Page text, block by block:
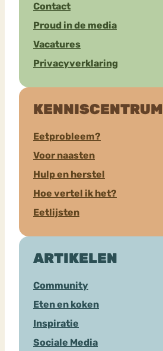
Contact
Proud in de media
Vacatures
Privacyverklaring
KENNISCENTRUM
Eetprobleem?
Voor naasten
Hulp en herstel
Hoe vertel ik het?
Eetlijsten
ARTIKELEN
Community
Eten en koken
Inspiratie
Sociale Media